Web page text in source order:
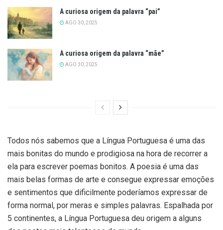
A curiosa origem da palavra “pai”
AGO 30, 2025
A curiosa origem da palavra “mãe”
AGO 30, 2025
Todos nós sabemos que a Língua Portuguesa é uma das
mais bonitas do mundo e prodigiosa na hora de recorrer a
ela para escrever poemas bonitos. A poesia é uma das
mais belas formas de arte e consegue expressar emoções
e sentimentos que dificilmente poderíamos expressar de
forma normal, por meras e simples palavras. Espalhada por
5 continentes, a Língua Portuguesa deu origem a alguns